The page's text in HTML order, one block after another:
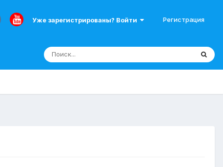
Уже зарегистрированы? Войти Регистрация